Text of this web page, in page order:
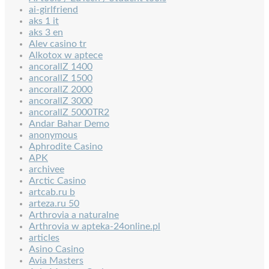
ai-girlfriend
aks 1 it
aks 3 en
Alev casino tr
Alkotox w aptece
ancorallZ 1400
ancorallZ 1500
ancorallZ 2000
ancorallZ 3000
ancorallZ 5000TR2
Andar Bahar Demo
anonymous
Aphrodite Casino
APK
archivee
Arctic Casino
artcab.ru b
arteza.ru 50
Arthrovia a naturalne
Arthrovia w apteka-24online.pl
articles
Asino Casino
Avia Masters